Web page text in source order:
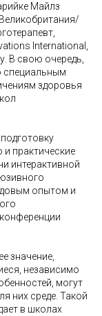
Майлз
International,
В свою очередь,
специальным
здоровья
и практические
интерактивной
опытом и
значение,
независимо
могут
них среде. Такой
в школах